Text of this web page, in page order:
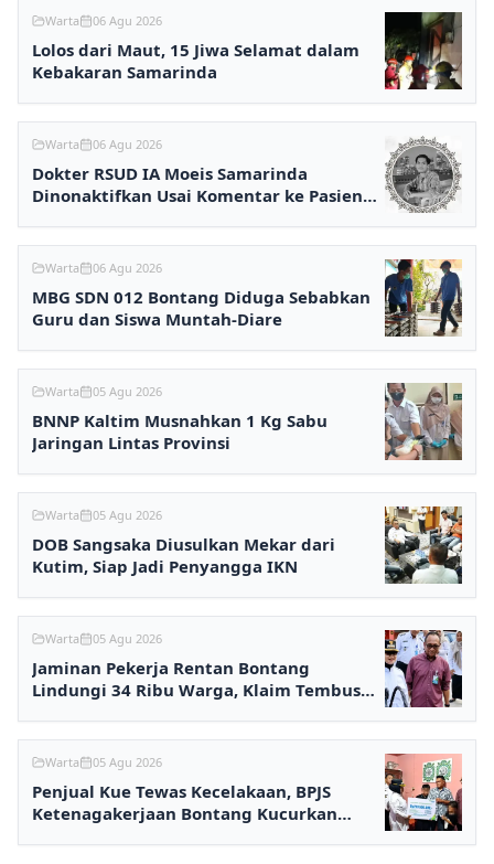
Warta 06 Agu 2026
Lolos dari Maut, 15 Jiwa Selamat dalam
Kebakaran Samarinda
Warta 06 Agu 2026
Dokter RSUD IA Moeis Samarinda
Dinonaktifkan Usai Komentar ke Pasien
Warta 06 Agu 2026
MBG SDN 012 Bontang Diduga Sebabkan
Guru dan Siswa Muntah-Diare
Warta 05 Agu 2026
BNNP Kaltim Musnahkan 1 Kg Sabu
Jaringan Lintas Provinsi
Warta 05 Agu 2026
DOB Sangsaka Diusulkan Mekar dari
Kutim, Siap Jadi Penyangga IKN
Warta 05 Agu 2026
Jaminan Pekerja Rentan Bontang
Lindungi 34 Ribu Warga, Klaim Tembus
Warta 05 Agu 2026
Penjual Kue Tewas Kecelakaan, BPJS
Ketenagakerjaan Bontang Kucurkan